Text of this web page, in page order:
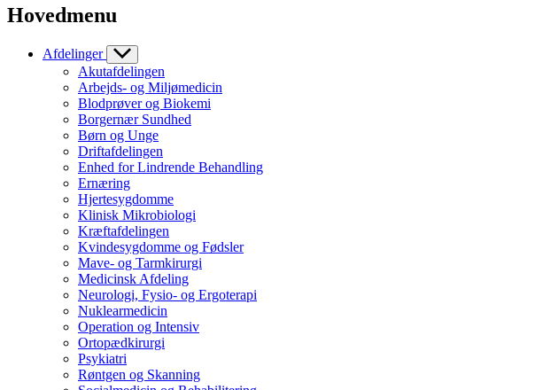
Hovedmenu
Afdelinger
Akutafdelingen
Arbejds- og Miljømedicin
Blodprøver og Biokemi
Borgernær Sundhed
Børn og Unge
Driftafdelingen
Enhed for Lindrende Behandling
Ernæring
Hjertesygdomme
Klinisk Mikrobiologi
Kræftafdelingen
Kvindesygdomme og Fødsler
Mave- og Tarmkirurgi
Medicinsk Afdeling
Neurologi, Fysio- og Ergoterapi
Nuklearmedicin
Operation og Intensiv
Ortopædkirurgi
Psykiatri
Røntgen og Skanning